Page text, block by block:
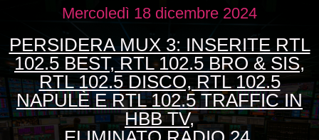
Mercoledì 18 dicembre 2024
PERSIDERA MUX 3: INSERITE RTL
102.5 BEST, RTL 102.5 BRO & SIS,
RTL 102.5 DISCO, RTL 102.5
NAPULÈ E RTL 102.5 TRAFFIC IN
HBB TV,